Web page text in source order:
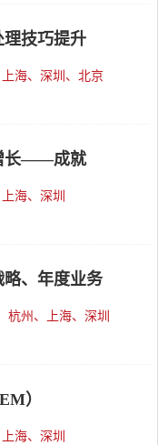
技巧提升
上海、深圳、北京
长——成就
上海、深圳
、年度业务
杭州、上海、深圳
）
上海、深圳